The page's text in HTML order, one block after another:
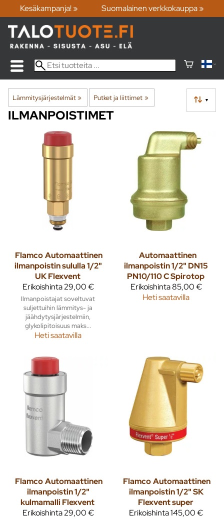
Kesäkampanja! » Suomalainen verkkokauppa »
Lämmitysjärjestelmät‪» Putket ja liittimet ‪» ▼
ILMANPOISTIMET
Flamco Automaattinen
ilmanpoistin sululla 1/2"
UK Flexvent
Erikoishinta29,00 €
Ilmanpoistajat soveltuvat
suljettuihin lämmitys- ja
jäähdytysjärjestelmiin,
glykolipitoisuus maks...
Heti saatavilla
Automaattinen
ilmanpoistin 1/2" DN15
PN10/110 C Spirotop
Erikoishinta85,00 €
Heti saatavilla
Flamco Automaattinen
ilmanpoistin 1/2"
kulmamalli Flexvent
Erikoishinta29,00 €
Flamco Automaattinen
ilmanpoistin 1/2" SK
Flexvent super
Erikoishinta145,00 €